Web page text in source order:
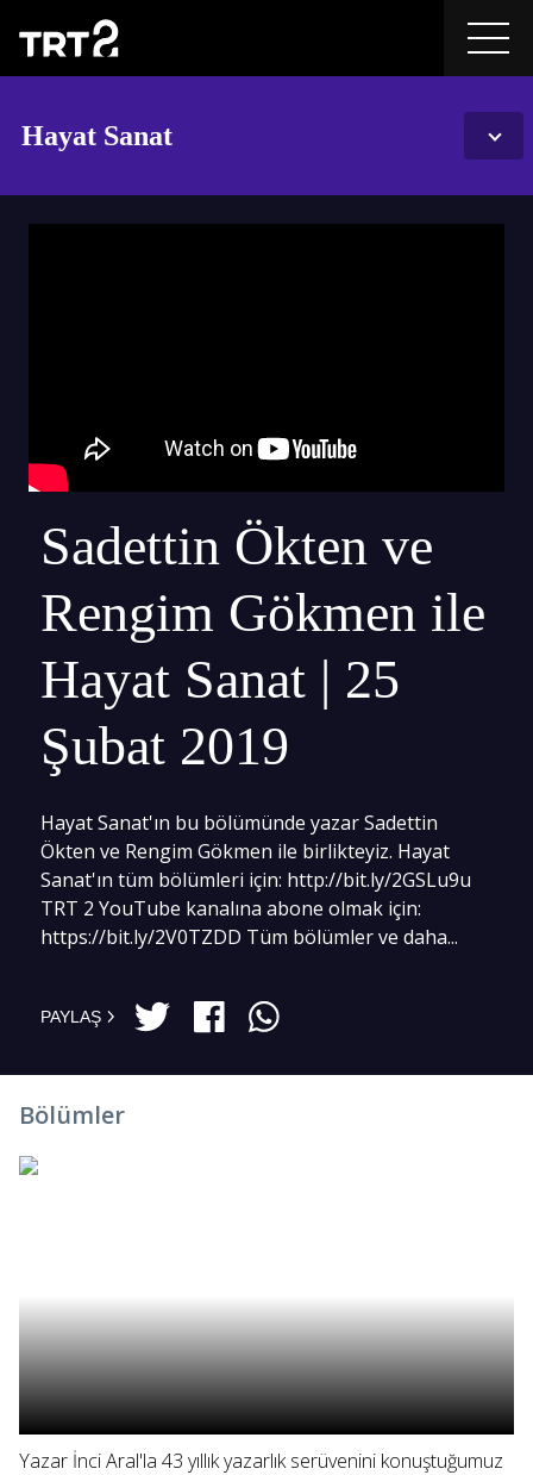
Hayat Sanat
Sadettin Ökten ve
Rengim Gökmen ile
Hayat Sanat | 25
Şubat 2019
Hayat Sanat'ın bu bölümünde yazar Sadettin
Ökten ve Rengim Gökmen ile birlikteyiz. Hayat
Sanat'ın tüm bölümleri için: http://bit.ly/2GSLu9u
TRT 2 YouTube kanalına abone olmak için:
https://bit.ly/2V0TZDD Tüm bölümler ve daha...
PAYLAŞ
Bölümler
Yazar İnci Aral'la 43 yıllık yazarlık serüvenini konuştuğumuz